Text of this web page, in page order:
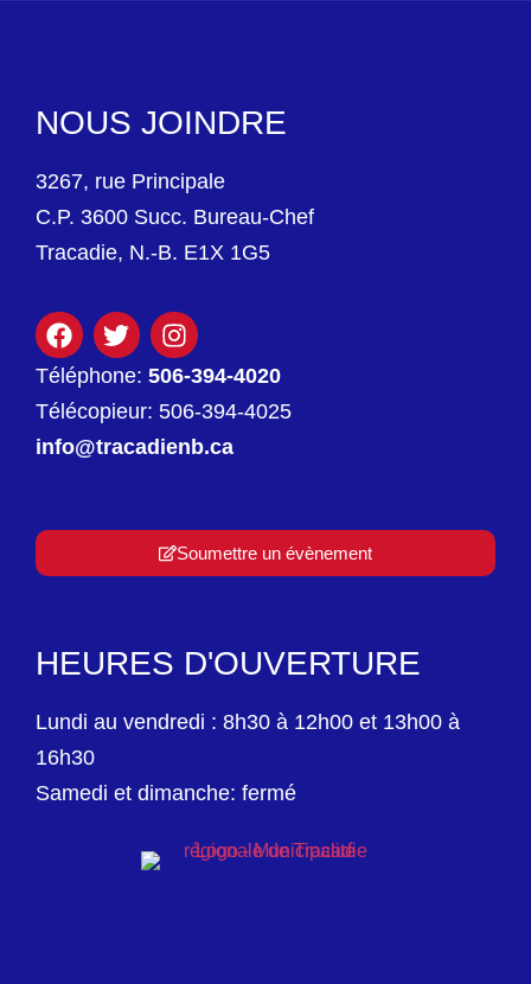
NOUS JOINDRE
3267, rue Principale
C.P. 3600 Succ. Bureau-Chef
Tracadie, N.-B. E1X 1G5
Téléphone: 506-394-4020
Télécopieur: 506-394-4025
info@tracadienb.ca
Soumettre un évènement
HEURES D'OUVERTURE
Lundi au vendredi : 8h30 à 12h00 et 13h00 à
16h30
Samedi et dimanche: fermé